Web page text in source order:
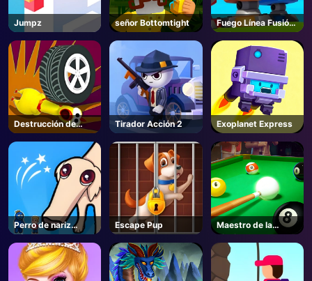
Jumpz señor Bottomtight
Fuego Línea Fusión
Defensa
Destrucción de
ruedas
Tirador Acción 2 Exoplanet Express
Perro de nariz
súper larga
Escape Pup
Maestro de la
piscina